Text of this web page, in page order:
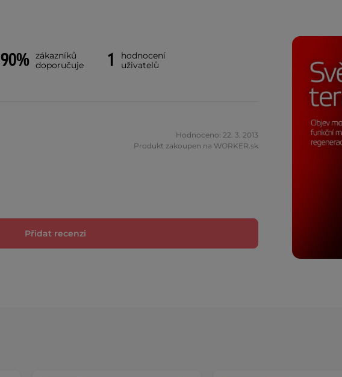
90% zákazníků
doporučuje
1
hodnocení
uživatelů
Hodnoceno: 22. 3. 2013
Produkt zakoupen na WORKER.sk
Přidat recenzi